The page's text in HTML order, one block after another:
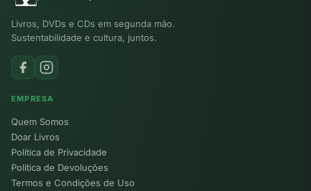
Livros, DVDs e CDs em segunda mão.
Sustentabilidade e cultura, juntos.
EMPRESA
Quem Somos
Doar Livros
Política de Privacidade
Política de Devoluções
Termos e Condições de Uso